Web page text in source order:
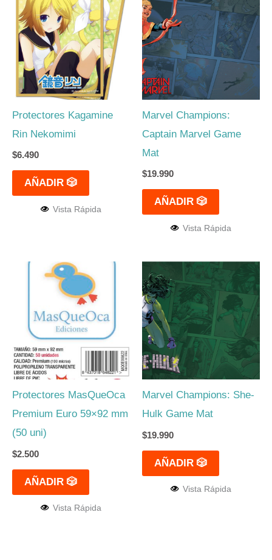
Protectores Kagamine
Rin Nekomimi
$6.490
AÑADIR 🎲
Vista Rápida
Marvel Champions:
Captain Marvel Game
Mat
$19.990
AÑADIR 🎲
Vista Rápida
Protectores MasQueOca
Premium Euro 59×92 mm
(50 uni)
$2.500
AÑADIR 🎲
Vista Rápida
Marvel Champions: She-
Hulk Game Mat
$19.990
AÑADIR 🎲
Vista Rápida